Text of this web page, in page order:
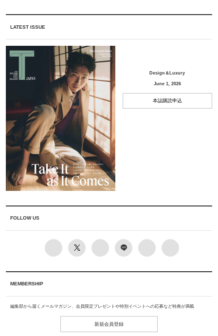
LATEST ISSUE
Design＆Luxury
June 1, 2026
本誌購読申込
FOLLOW US
MEMBERSHIP
編集部から届くメールマガジン、会員限定プレゼントや特別イベントへの応募など特典が満載
新規会員登録